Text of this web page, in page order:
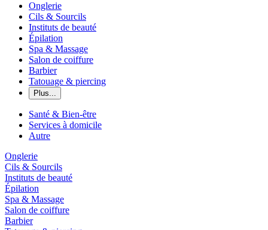
Onglerie
Cils & Sourcils
Instituts de beauté
Épilation
Spa & Massage
Salon de coiffure
Barbier
Tatouage & piercing
Plus...
Santé & Bien-être
Services à domicile
Autre
Onglerie
Cils & Sourcils
Instituts de beauté
Épilation
Spa & Massage
Salon de coiffure
Barbier